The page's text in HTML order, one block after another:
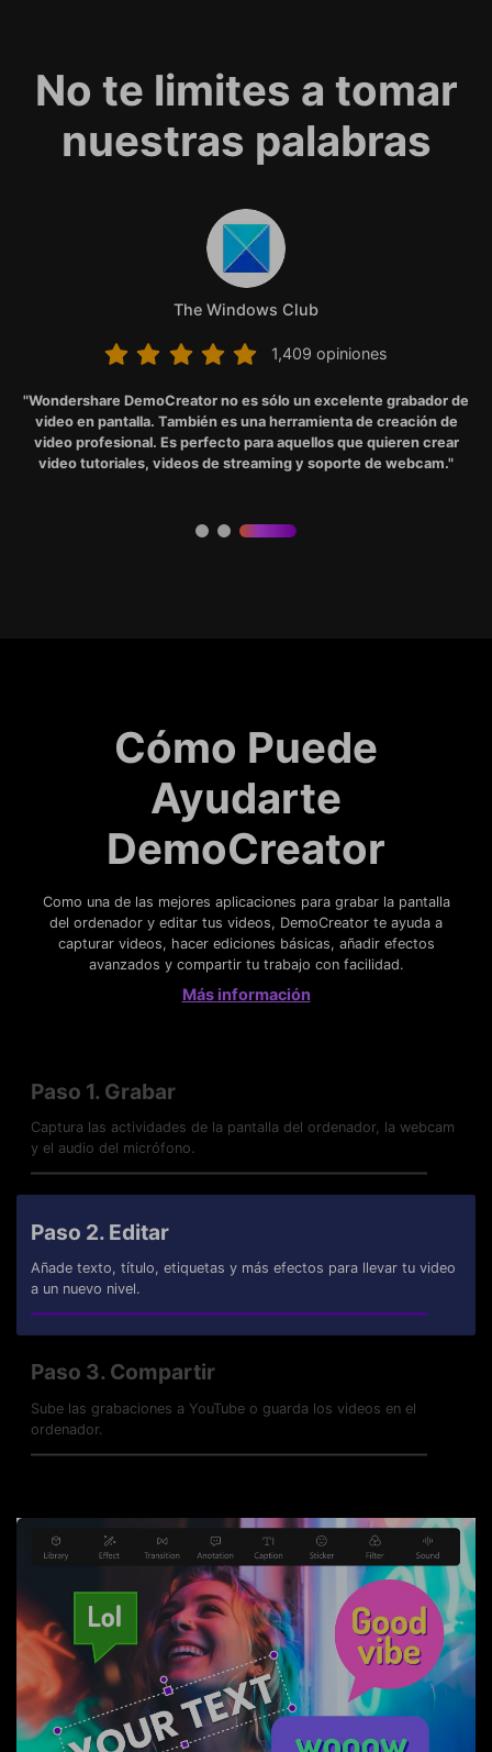
No te limites a tomar
nuestras palabras
1,409 opiniones
1,409 opiniones
1,409 opiniones
The Windows Club
1,409 opiniones
"Wondershare DemoCreator no es sólo un excelente grabador de
video en pantalla. También es una herramienta de creación de
video profesional. Es perfecto para aquellos que quieren crear
video tutoriales, videos de streaming y soporte de webcam."
1,409 opiniones
Cómo Puede
Ayudarte
DemoCreator
Como una de las mejores aplicaciones para grabar la pantalla
del ordenador y editar tus videos, DemoCreator te ayuda a
capturar videos, hacer ediciones básicas, añadir efectos
avanzados y compartir tu trabajo con facilidad.
Más información
Paso 1. Grabar
Captura las actividades de la pantalla del ordenador, la webcam
y el audio del micrófono.
Paso 2. Editar
Añade texto, título, etiquetas y más efectos para llevar tu video
a un nuevo nivel.
Paso 3. Compartir
Sube las grabaciones a YouTube o guarda los videos en el
ordenador.